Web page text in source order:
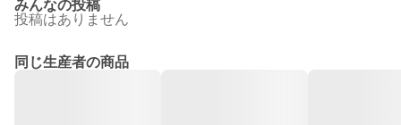
みんなの投稿
投稿はありません
同じ生産者の商品